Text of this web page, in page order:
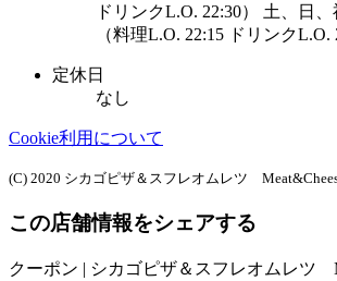
ドリンクL.O. 22:30） 土、日、
（料理L.O. 22:15 ドリンクL.O.
定休日
なし
Cookie利用について
(C) 2020 シカゴピザ＆スフレオムレツ
この店舗情報をシェアする
クーポン | シカゴピザ＆スフレオムレツ